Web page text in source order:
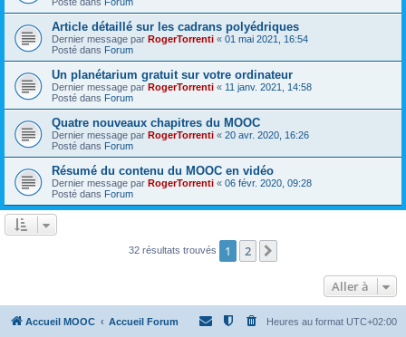
Article détaillé sur les cadrans polyédriques
Dernier message par RogerTorrenti « 01 mai 2021, 16:54
Posté dans Forum
Un planétarium gratuit sur votre ordinateur
Dernier message par RogerTorrenti « 11 janv. 2021, 14:58
Posté dans Forum
Quatre nouveaux chapitres du MOOC
Dernier message par RogerTorrenti « 20 avr. 2020, 16:26
Posté dans Forum
Résumé du contenu du MOOC en vidéo
Dernier message par RogerTorrenti « 06 févr. 2020, 09:28
Posté dans Forum
32 résultats trouvés 1 2
Aller à
Accueil MOOC Accueil Forum Heures au format UTC+02:00